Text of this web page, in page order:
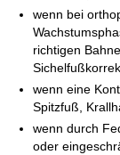
wenn bei
richtigen
wenn eine
Spitzfuß,
wenn durch
oder